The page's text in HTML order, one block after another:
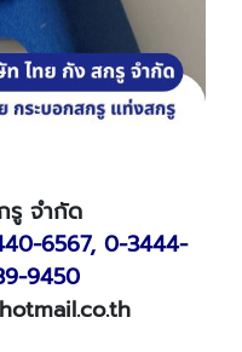
รู จำกัด
6567, 0-3444-
9450